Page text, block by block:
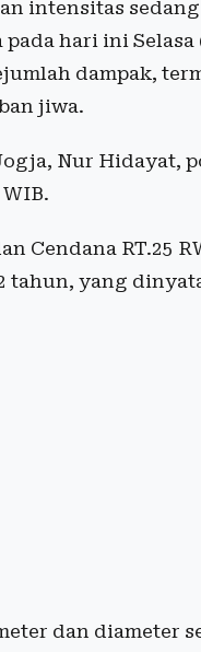
intensitas
hari ini
dampak,
jiwa.
Nur Hidayat,
Cendana RT.25
tahun, yang
dan diameter